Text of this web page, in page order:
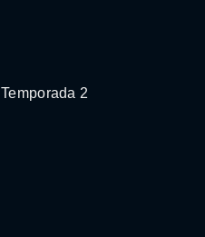
Temporada 2